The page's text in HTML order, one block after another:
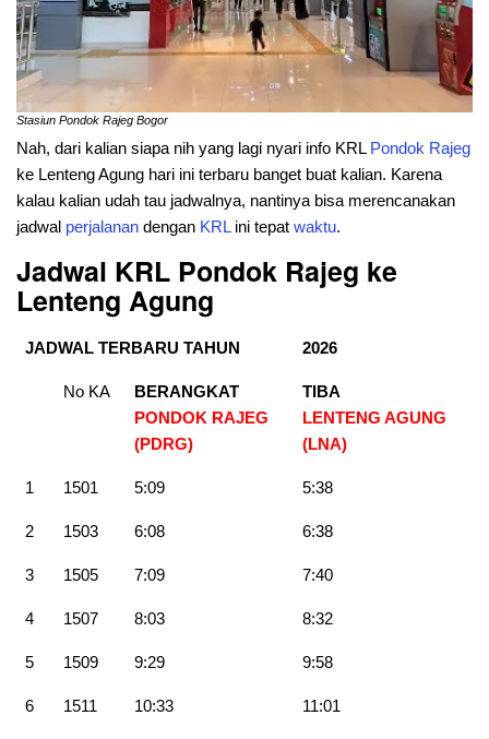
Stasiun Pondok Rajeg Bogor
Nah, dari kalian siapa nih yang lagi nyari info KRL Pondok Rajeg
ke Lenteng Agung hari ini terbaru banget buat kalian. Karena
kalau kalian udah tau jadwalnya, nantinya bisa merencanakan
jadwal perjalanan dengan KRLini tepat waktu.
Jadwal KRL Pondok Rajeg ke
Lenteng Agung
JADWAL TERBARU TAHUN 2026
No KA
BERANGKAT
PONDOK RAJEG
(PDRG)
TIBA
LENTENG AGUNG
(LNA)
1 1501 5:09 5:38
2 1503 6:08 6:38
3 1505 7:09 7:40
4 1507 8:03 8:32
5 1509 9:29 9:58
6 1511 10:33 11:01